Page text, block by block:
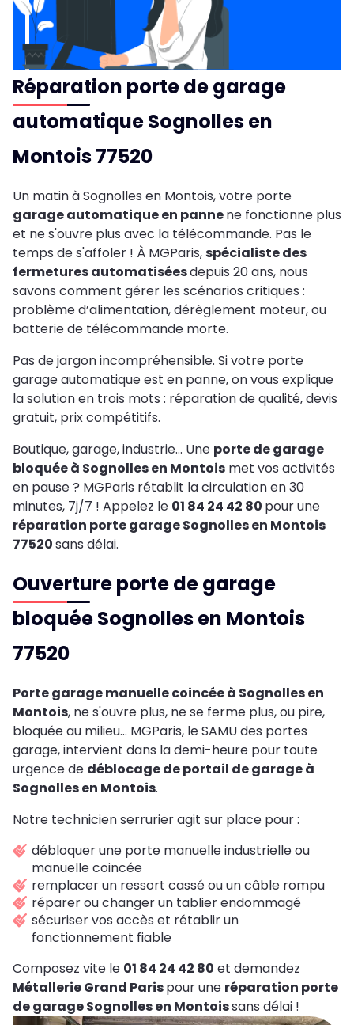
Réparation porte de garage
automatique Sognolles en
Montois 77520
Un matin à Sognolles en Montois, votre porte
garage automatique en pannene fonctionne plus
et ne s'ouvre plus avec la télécommande. Pas le
temps de s'affoler ! À MGParis,spécialiste des
fermetures automatiséesdepuis 20 ans, nous
savons comment gérer les scénarios critiques :
problème d’alimentation, dérèglement moteur, ou
batterie de télécommande morte.
Pas de jargon incompréhensible. Si votre porte
garage automatique est en panne, on vous explique
la solution en trois mots : réparation de qualité, devis
gratuit, prix compétitifs.
Boutique, garage, industrie… Une porte de garage
bloquée à Sognolles en Montois met vos activités
en pause ? MGParis rétablit la circulation en 30
minutes, 7j/7 ! Appelez le 01 84 24 42 80 pour une
réparation porte garage Sognolles en Montois
77520sans délai.
Ouverture porte de garage
bloquée Sognolles en Montois
77520
Porte garage manuelle coincée à Sognolles en
Montois, ne s'ouvre plus, ne se ferme plus, ou pire,
bloquée au milieu... MGParis, le SAMU des portes
garage, intervient dans la demi-heure pour toute
urgence de déblocage de portail de garage à
Sognolles en Montois.
Notre technicien serrurier agit sur place pour :
débloquer une porte manuelle industrielle ou
manuelle coincée
remplacer un ressort cassé ou un câble rompu
réparer ou changer un tablier endommagé
sécuriser vos accès et rétablir un
fonctionnement fiable
Composez vite le 01 84 24 42 80 et demandez
Métallerie Grand Parispour une réparation porte
de garage Sognolles en Montoissans délai !